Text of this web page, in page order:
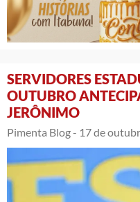
SERVIDORES
OUTUBRO
JERÔNIMO
Pimenta Blog - 17 de